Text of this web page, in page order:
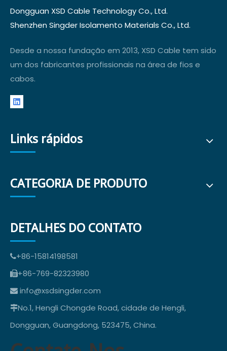
Dongguan XSD Cable Technology Co., Ltd.
Shenzhen Singder Isolamento Materials Co., Ltd.
Desde a nossa fundação em 2013, XSD Cable tem sido
um dos fabricantes profissionais na área de fios e
cabos.
Links rápidos
CATEGORIA DE PRODUTO
DETALHES DO CONTATO
+86-15814198581
+86-769-82323980
 info@xsdsingder.com
No.1, Hengli Chongde Road, cidade de Hengli,
Dongguan, Guangdong, 523475, China.